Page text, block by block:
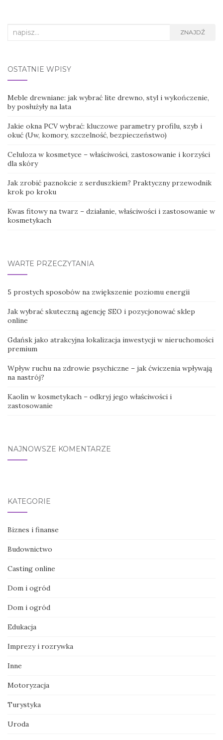
Search
ZNAJDŹ
OSTATNIE WPISY
Meble drewniane: jak wybrać lite drewno, styl i wykończenie,
by posłużyły na lata
Jakie okna PCV wybrać: kluczowe parametry profilu, szyb i
okuć (Uw, komory, szczelność, bezpieczeństwo)
Celuloza w kosmetyce – właściwości, zastosowanie i korzyści
dla skóry
Jak zrobić paznokcie z serduszkiem? Praktyczny przewodnik
krok po kroku
Kwas fitowy na twarz – działanie, właściwości i zastosowanie w
kosmetykach
WARTE PRZECZYTANIA
5 prostych sposobów na zwiększenie poziomu energii
Jak wybrać skuteczną agencję SEO i pozycjonować sklep
online
Gdańsk jako atrakcyjna lokalizacja inwestycji w nieruchomości
premium
Wpływ ruchu na zdrowie psychiczne – jak ćwiczenia wpływają
na nastrój?
Kaolin w kosmetykach – odkryj jego właściwości i
zastosowanie
NAJNOWSZE KOMENTARZE
KATEGORIE
Biznes i finanse
Budownictwo
Casting online
Dom i ogród
Dom i ogród
Edukacja
Imprezy i rozrywka
Inne
Motoryzacja
Turystyka
Uroda